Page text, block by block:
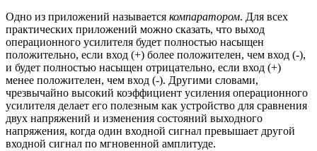
Одно из приложений называется компаратором. Для всех
практических приложений можно сказать, что выход
операционного усилителя будет полностью насыщен
положительно, если вход (+) более положителен, чем вход (-),
и будет полностью насыщен отрицательно, если вход (+)
менее положителен, чем вход (-). Другими словами,
чрезвычайно высокий коэффициент усиления операционного
усилителя делает его полезным как устройство для сравнения
двух напряжений и изменения состояний выходного
напряжения, когда один входной сигнал превышает другой
входной сигнал по мгновенной амплитуде.